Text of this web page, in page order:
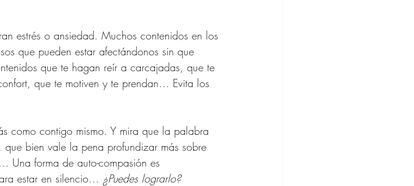
que pueden estar afectándonos sin que
que te hagan reír a carcajadas, que te
que te motiven y te prendan… Evita los
como contigo mismo. Y mira que la palabra
bien vale la pena profundizar más sobre
Una forma de auto-compasión es
estar en silencio… ¿Puedes lograrlo?